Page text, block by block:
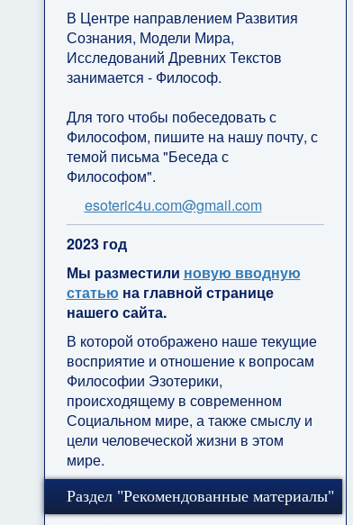
В Центре направлением Развития
Сознания, Модели Мира,
Исследований Древних Текстов
занимается - Философ.
Для того чтобы побеседовать с
Философом, пишите на нашу почту, с
темой письма "Беседа с
Философом".
esoteric4u.com@gmail.com
2023 год
Мы разместили новую вводную
статью на главной странице
нашего сайта.
В которой отображено наше текущие
восприятие и отношение к вопросам
Философии Эзотерики,
происходящему в современном
Социальном мире, а также смыслу и
цели человеческой жизни в этом
мире.
Раздел "Рекомендованные материалы"